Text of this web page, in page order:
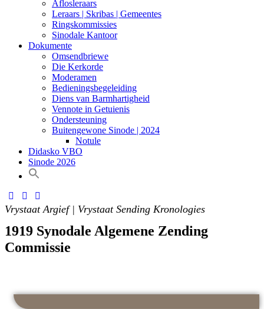
Aflosleraars
Leraars | Skribas | Gemeentes
Ringskommissies
Sinodale Kantoor
Dokumente
Omsendbriewe
Die Kerkorde
Moderamen
Bedieningsbegeleiding
Diens van Barmhartigheid
Vennote in Getuienis
Ondersteuning
Buitengewone Sinode | 2024
Notule
Didasko VBO
Sinode 2026
Vrystaat Argief | Vrystaat Sending Kronologies
1919 Synodale Algemene Zending
Commissie